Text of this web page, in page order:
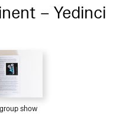
– Yedinci
show